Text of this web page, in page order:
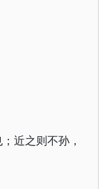
近之则不孙，